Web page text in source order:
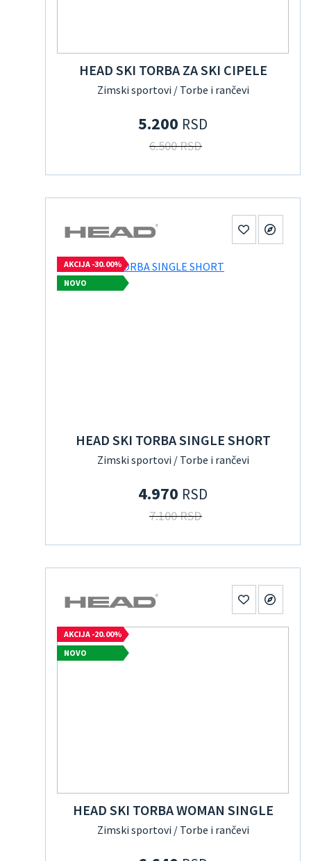
HEAD SKI TORBA ZA SKI CIPELE
Zimski sportovi / Torbe i rančevi
5.200 RSD
6.500 RSD
AKCIJA -30.00%
NOVO
HEAD SKI TORBA SINGLE SHORT
Zimski sportovi / Torbe i rančevi
4.970 RSD
7.100 RSD
AKCIJA -20.00%
NOVO
HEAD SKI TORBA WOMAN SINGLE
Zimski sportovi / Torbe i rančevi